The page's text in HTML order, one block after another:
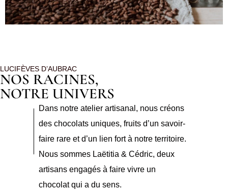
LUCIFÈVES D’AUBRAC
NOS RACINES,
NOTRE UNIVERS
Dans notre atelier artisanal, nous créons
des chocolats uniques, fruits d’un savoir-
faire rare et d’un lien fort à notre territoire.
Nous sommes Laëtitia & Cédric, deux
artisans engagés à faire vivre un
chocolat qui a du sens.